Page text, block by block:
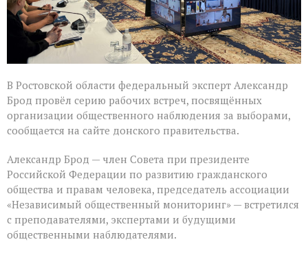
В Ростовской области федеральный эксперт Александр
Брод провёл серию рабочих встреч, посвящённых
организации общественного наблюдения за выборами,
сообщается на сайте донского правительства.
Александр Брод — член Совета при президенте
Российской Федерации по развитию гражданского
общества и правам человека, председатель ассоциации
«Независимый общественный мониторинг» — встретился
с преподавателями, экспертами и будущими
общественными наблюдателями.